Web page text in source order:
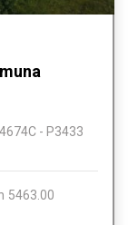
- P3433
5463.00